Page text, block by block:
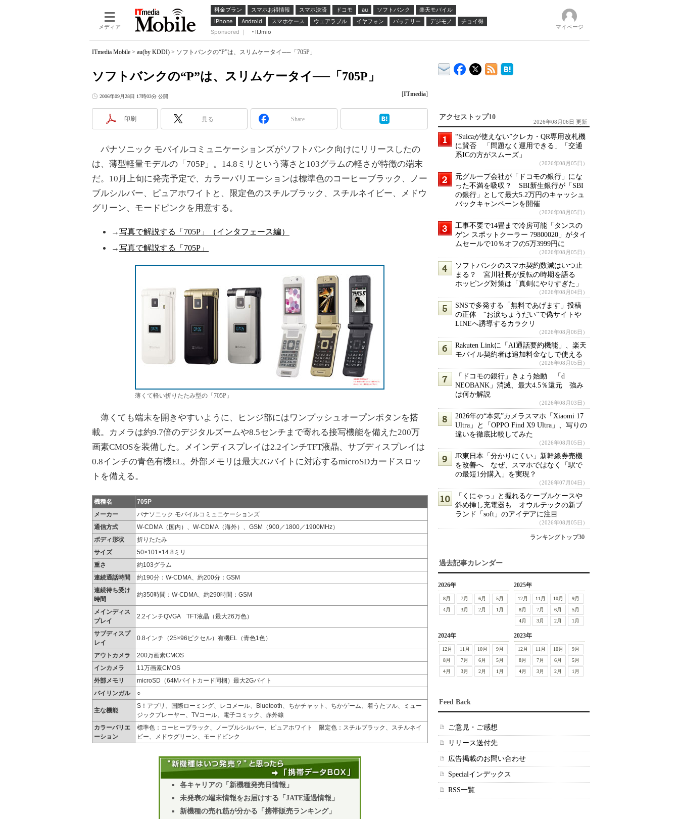
メディア
料金プラン スマホお得情報 スマホ決済 ドコモ au ソフトバンク
楽天モバイル
iPhone
Android スマホケース ウェアラブル イヤフォン バッテリー デジモノ
チョイ得
Sponsored ｜
IIJmio
マイページ
ITmedia Mobile > au(by KDDI) > ソフトバンクの“P”は、スリムケータイ──「705P」
ソフトバンクの“P”は、スリムケータイ──「705P」
2006年09月28日 17時03分 公開 [ITmedia]
印刷 見る Share
パナソニック モバイルコミュニケーションズがソフトバンク向けにリリースしたの
は、薄型軽量モデルの「705P」。14.8ミリという薄さと103グラムの軽さが特徴の端末
だ。10月上旬に発売予定で、カラーバリエーションは標準色のコーヒーブラック、ノー
ブルシルバー、ピュアホワイトと、限定色のスチルブラック、スチルネイビー、メドウ
グリーン、モードピンクを用意する。
→写真で解説する「705P」（インタフェース編）
→写真で解説する「705P」
薄くて軽い折りたたみ型の「705P」
薄くても端末を開きやすいように、ヒンジ部にはワンプッシュオープンボタンを搭
載。カメラは約9.7倍のデジタルズームや8.5センチまで寄れる接写機能を備えた200万
画素CMOSを装備した。メインディスプレイは2.2インチTFT液晶、サブディスプレイは
0.8インチの青色有機EL。外部メモリは最大2Gバイトに対応するmicroSDカードスロッ
トを備える。
機種名
705P
メーカー
パナソニック モバイルコミュニケーションズ
通信方式
W-CDMA（国内）、W-CDMA（海外）、GSM（900／1800／1900MHz）
ボディ形状
折りたたみ
サイズ
50×101×14.8ミリ
重さ
約103グラム
連続通話時間
約190分：W-CDMA、約200分：GSM
連続待ち受け
時間
約350時間：W-CDMA、約290時間：GSM
メインディス
プレイ
2.2インチQVGA TFT液晶（最大26万色）
サブディスプ
レイ
0.8インチ（25×96ピクセル）有機EL（青色1色）
アウトカメラ
200万画素CMOS
インカメラ
11万画素CMOS
外部メモリ
microSD（64Mバイトカード同梱）最大2Gバイト
バイリンガル
○
主な機能
S！アプリ、国際ローミング、レコメール、Bluetooth、ちかチャット、ちかゲーム、着うたフル、ミュー
ジックプレーヤー、TVコール、電子コミック、赤外線
カラーバリエ
ーション
標準色：コーヒーブラック、ノーブルシルバー、ピュアホワイト 限定色：スチルブラック、スチルネイ
ビー、メドウグリーン、モードピンク
各キャリアの「新機種発売日情報」
未発表の端末情報をお届けする「JATE通過情報」
新機種の売れ筋が分かる「携帯販売ランキング」
アクセストップ10
2026年08月06日 更新
“Suicaが使えない”クレカ・QR専用改札機
に賛否 「問題なく運用できる」「交通
系ICの方がスムーズ」
（2026年08月05日）
元グループ会社が「ドコモの銀行」にな
った不満を吸収？ SBI新生銀行が「SBI
の銀行」として最大5.2万円のキャッシュ
バックキャンペーンを開催
（2026年08月05日）
工事不要で14畳まで冷房可能「タンスの
ゲン スポットクーラー 79800020」がタイ
ムセールで10％オフの5万3999円に
（2026年08月05日）
ソフトバンクのスマホ契約数減はいつ止
まる？ 宮川社長が反転の時期を語る
ホッピング対策は「真剣にやりすぎた」
（2026年08月04日）
SNSで多発する「無料であげます」投稿
の正体 “お涙ちょうだい”で偽サイトや
LINEへ誘導するカラクリ
（2026年08月06日）
Rakuten Linkに「AI通話要約機能」、楽天
モバイル契約者は追加料金なしで使える
（2026年08月05日）
「ドコモの銀行」きょう始動 「d
NEOBANK」消滅、最大4.5％還元 強み
は何か解説
（2026年08月03日）
2026年の“本気”カメラスマホ「Xiaomi 17
Ultra」と「OPPO Find X9 Ultra」、写りの
違いを徹底比較してみた
（2026年08月05日）
JR東日本「分かりにくい」新幹線券売機
を改善へ なぜ、スマホではなく「駅で
の最短1分購入」を実現？
（2026年07月04日）
「くにゃっ」と握れるケーブルケースや
斜め挿し充電器も オウルテックの新ブ
ランド「soft」のアイデアに注目
（2026年08月05日）
ランキングトップ30
過去記事カレンダー
2026年
8月 7月 6月
5月
4月
3月 2月 1月
2025年
12月 11月 10月
9月
8月
7月 6月
5月
4月
3月 2月 1月
2024年
12月 11月 10月
9月
8月
7月 6月
5月
4月
3月 2月 1月
2023年
12月 11月 10月
9月
8月
7月 6月
5月
4月
3月 2月 1月
Feed Back
ご意見・ご感想
リリース送付先
広告掲載のお問い合わせ
Specialインデックス
RSS一覧